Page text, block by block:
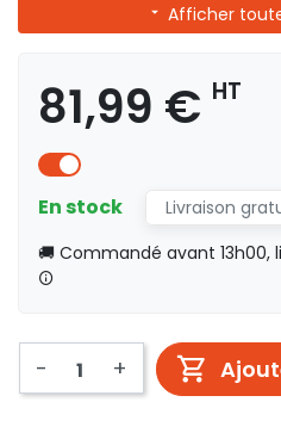
Afficher
81,99 € HT
En stock
Livraison
🚚 Commandé avant 13h00,
- +